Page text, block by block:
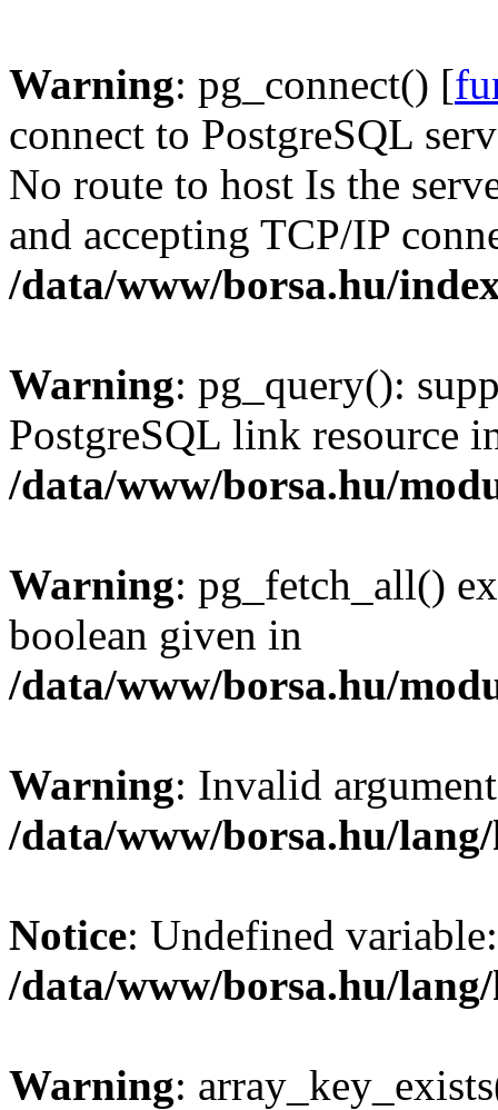
Warning: pg_connect() [
connect to PostgreSQL
No route to host Is the
and accepting TCP/IP
/data/www/borsa.hu/
Warning: pg_query():
PostgreSQL link resource
/data/www/borsa.hu/
Warning: pg_fetch_all()
boolean given in
/data/www/borsa.hu/
Warning: Invalid
/data/www/borsa.hu/
Notice: Undefined
/data/www/borsa.hu/
Warning: